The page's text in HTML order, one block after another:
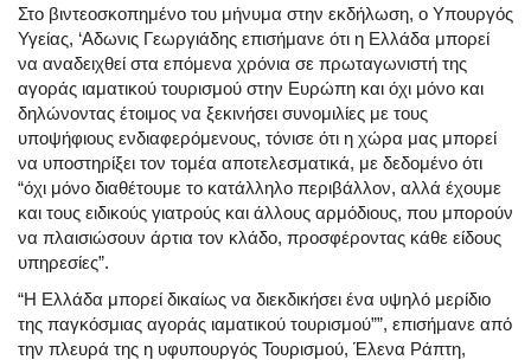
Στο βιντεοσκοπημένο του μήνυμα στην εκδήλωση, ο Υπουργός
Υγείας, ‘Αδωνις Γεωργιάδης επισήμανε ότι η Ελλάδα μπορεί
να αναδειχθεί στα επόμενα χρόνια σε πρωταγωνιστή της
αγοράς ιαματικού τουρισμού στην Ευρώπη και όχι μόνο και
δηλώνοντας έτοιμος να ξεκινήσει συνομιλίες με τους
υποψήφιους ενδιαφερόμενους, τόνισε ότι η χώρα μας μπορεί
να υποστηρίξει τον τομέα αποτελεσματικά, με δεδομένο ότι
“όχι μόνο διαθέτουμε το κατάλληλο περιβάλλον, αλλά έχουμε
και τους ειδικούς γιατρούς και άλλους αρμόδιους, που μπορούν
να πλαισιώσουν άρτια τον κλάδο, προσφέροντας κάθε είδους
υπηρεσίες”.
“Η Ελλάδα μπορεί δικαίως να διεκδικήσει ένα υψηλό μερίδιο
της παγκόσμιας αγοράς ιαματικού τουρισμού””, επισήμανε από
την πλευρά της η υφυπουργός Τουρισμού, Έλενα Ράπτη,